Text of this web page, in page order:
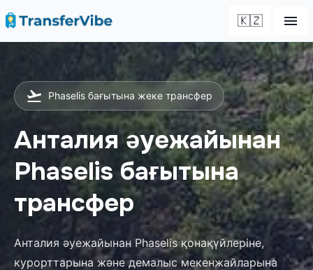
🇰🇿
Phaselis бағытына жеке трансфер
Анталия әуежайынан
Phaselis бағытына
трансфер
Анталия әуежайынан Phaselis қонақүйлеріне,
курорттарына және демалыс мекенжайларына